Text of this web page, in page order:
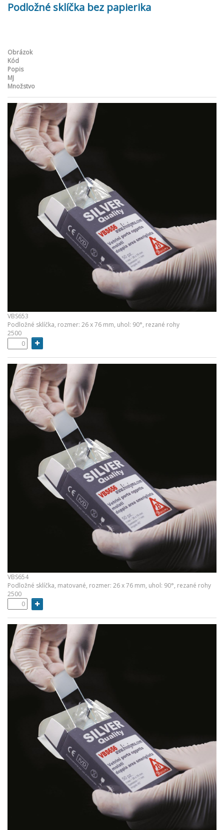
Podložné sklíčka bez papierika
Obrázok
Kód
Popis
MJ
Množstvo
VBS653
Podložné sklíčka, rozmer: 26 x 76 mm, uhol: 90°, rezané rohy
2500
VBS654
Podložné sklíčka, matované, rozmer: 26 x 76 mm, uhol: 90°, rezané rohy
2500